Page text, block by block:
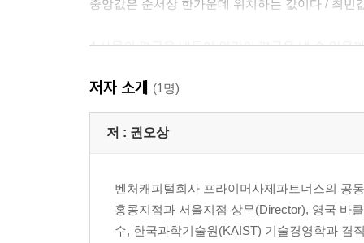
중앙값은 순서상 한가운데 위치하는 값이다 / 최빈
4 사물의 평균을 내듯이 인간의 평균을 낼 수 있을
5 평균인은 위대하고 선하고 아름다울까
평균인은 우월하고 비평균인은 열등할까 / 평균적
1인당 국민소득이 늘면 모두에게 좋을까 / 1인당
7 평균적 투기자는 시장의 평균수익률을 얻을까
저자 소개 (1명)
저 : 권오상
벤처캐피털회사 프라이머사제파트너스의 공
홍콩지점과 서울지점 상무(Director), 영국 바
수, 한국과학기술원(KAIST) 기술경영학과 겸